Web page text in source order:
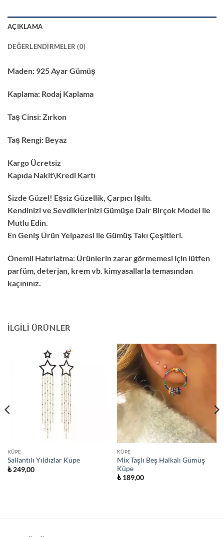
AÇIKLAMA
DEĞERLENDIRMELER (0)
Maden: 925 Ayar Gümüş
Kaplama: Rodaj Kaplama
Taş Cinsi:Zırkon
Taş Rengi: Beyaz
Kargo Ücretsiz
Kapıda Nakit\Kredi Kartı
Sizde Güzel! Eşsiz Güzellik, Çarpıcı Işıltı.
Kendinizi ve Sevdiklerinizi Gümüşe Dair Birçok Model ile
Mutlu Edin.
En Geniş Ürün Yelpazesi ile Gümüş Takı Çeşitleri.
Önemli Hatırlatma: Ürünlerin zarar görmemesi için lütfen
parfüm, deterjan, krem vb. kimyasallarla temasından
kaçınınız.
İLGILI ÜRÜNLER
KÜPE
Sallantılı Yıldızlar Küpe
₺249,00
KÜPE
Mix Taşlı Beş Halkalı Gümüş
Küpe
₺189,00